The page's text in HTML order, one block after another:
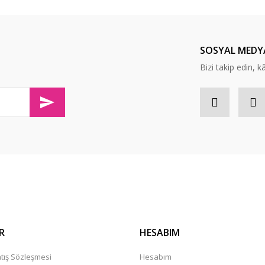
iletişim kurabileceğininiz
SOSYAL
Bizi takip edin,
Sözleşmesi
HESABIM
Hesabım